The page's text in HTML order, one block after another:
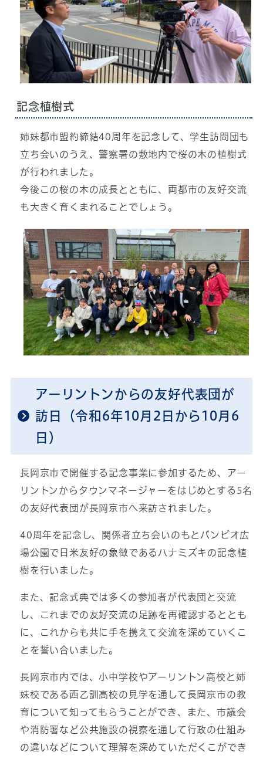
記念植樹式
姉妹都市盟約締結40周年を記念して、学生訪問団も
立ち会いのうえ、警察署の敷地内で桜の木の植樹式
が行われました。
今後この桜の木の成長とともに、両都市の友好交流
も大きく育くまれることでしょう。
アーリントンからの友好代表団が
訪日（令和6年10月2日から10月6
日）
長岡京市で開催する記念事業に参加するため、アー
リントンからタウンマネージャーをはじめとする5名
の友好代表団が長岡京市へ来訪されました。
40周年を記念し、関係者立ち会いのもとバンビオ広
場公園で日米友好の象徴であるハナミズキの記念植
樹を行いました。
また、記念式典では多くの参加者が代表団と交流
し、これまでの友好交流の足跡を再確認するととも
に、これからも共に手を携えて交流を深めていくこ
とを誓い合いました。
長岡京市内では、小中学校やアーリントン高校と姉
妹校である西乙訓高校の見学を通して長岡京市の教
育について知ってもらうことができ、また、市議会
や消防署など公共施設の視察を通して行政の仕組み
の違いなどについて理解を深めていただくこができ